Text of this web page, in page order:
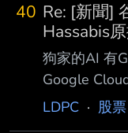
40 Re: [新聞]
Hassabis
狗家的AI 有
Google
DeepMind
LDPC · 股